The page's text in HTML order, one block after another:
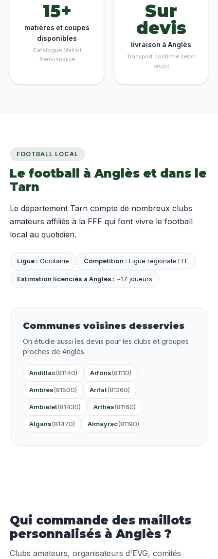
15+
matières et coupes
disponibles
Catalogue Maillot
Personnalisé
Sur
devis
livraison à Anglès
Transport confirmé selon
projet
FOOTBALL LOCAL
Le football à Anglès et dans le
Tarn
Le département Tarn compte de nombreux clubs
amateurs affiliés à la FFF qui font vivre le football
local au quotidien.
Ligue : Occitanie Compétition : Ligue régionale FFF
Estimation licenciés à Anglès : ~17 joueurs
Communes voisines desservies
On étudie aussi les devis pour les clubs et groupes
proches de Anglès.
Andillac(81140) Arfons(81110)
Ambres(81500) Arifat(81360)
Ambialet(81430) Arthès(81160)
Algans(81470) Almayrac(81190)
Qui commande des maillots
personnalisés à Anglès ?
Clubs amateurs, organisateurs d'EVG, comités